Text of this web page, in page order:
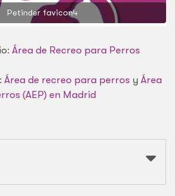
Petinder favicon4
Área de Recreo para Perros
Área de recreo para perros y Área
(AEP) en Madrid